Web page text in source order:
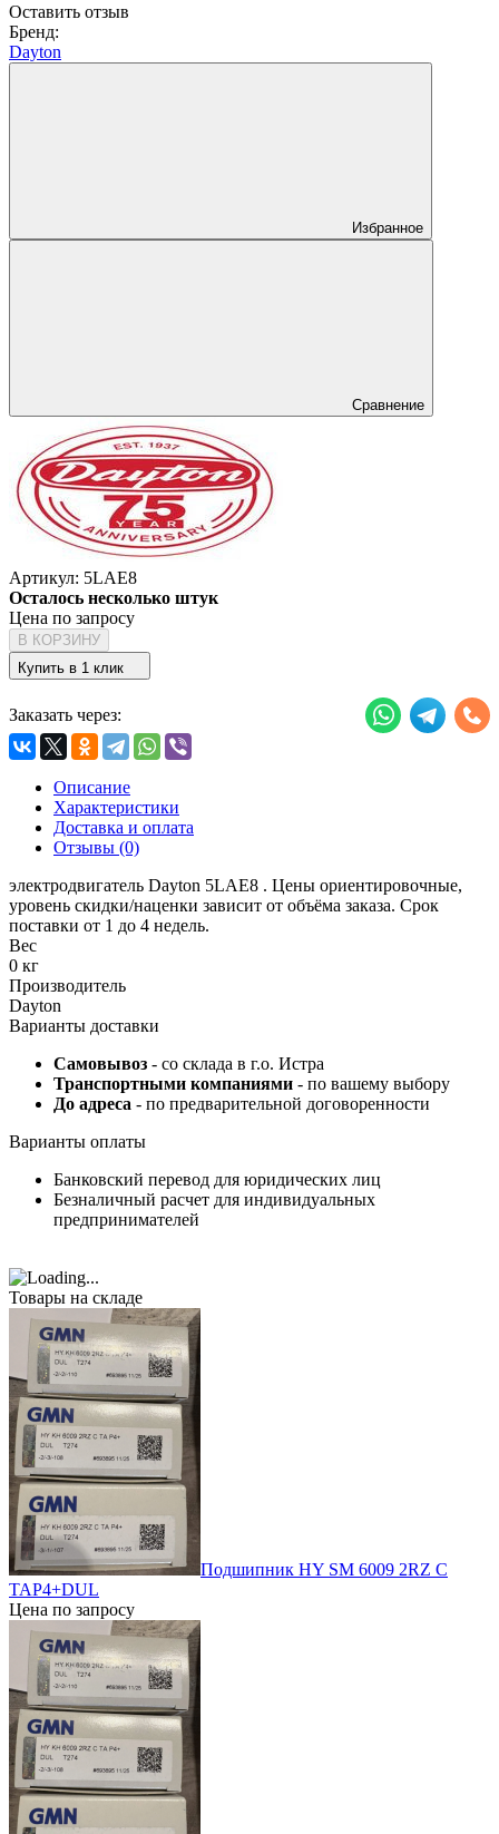
Оставить отзыв
Бренд:
Dayton
Избранное
Сравнение
Артикул: 5LAE8
Осталось несколько штук
Цена по запросу
В КОРЗИНУ
Купить в 1 клик
Заказать через:
Описание
Характеристики
Доставка и оплата
Отзывы (0)
электродвигатель Dayton 5LAE8 . Цены ориентировочные,
уровень скидки/наценки зависит от объёма заказа. Срок
поставки от 1 до 4 недель.
Вес
0 кг
Производитель
Dayton
Варианты доставки
Самовывоз - со склада в г.о. Истра
Транспортными компаниями - по вашему выбору
До адреса - по предварительной договоренности
Варианты оплаты
Банковский перевод для юридических лиц
Безналичный расчет для индивидуальных
предпринимателей
Товары на складе
Подшипник HY SM 6009 2RZ C
TAP4+DUL
Цена по запросу